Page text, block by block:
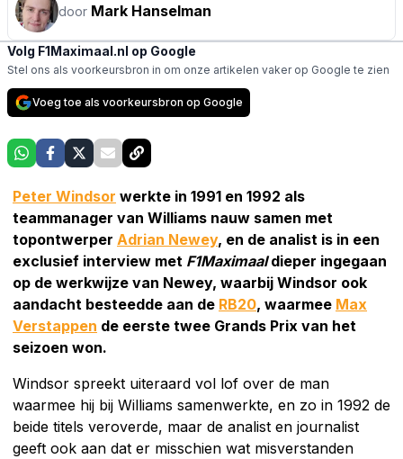
door Mark Hanselman
Volg F1Maximaal.nl op Google
Stel ons als voorkeursbron in om onze artikelen vaker op Google te zien
Voeg toe als voorkeursbron op Google
Peter Windsor werkte in 1991 en 1992 als
teammanager van Williams nauw samen met
topontwerper Adrian Newey, en de analist is in een
exclusief interview met F1Maximaaldieper ingegaan
op de werkwijze van Newey, waarbij Windsor ook
aandacht besteedde aan de RB20, waarmee Max
Verstappen de eerste twee Grands Prix van het
seizoen won.
Windsor spreekt uiteraard vol lof over de man
waarmee hij bij Williams samenwerkte, en zo in 1992 de
beide titels veroverde, maar de analist en journalist
geeft ook aan dat er misschien wat misverstanden